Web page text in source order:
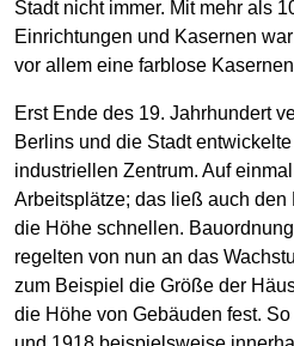
Stadt nicht immer. Mit mehr als
Einrichtungen und Kasernen
vor allem eine farblose
Erst Ende des 19. Jahrhundert
Berlins und die Stadt
industriellen Zentrum. Auf
Arbeitsplätze; das ließ auch den
die Höhe schnellen.
regelten von nun an das
zum Beispiel die Größe der
die Höhe von Gebäuden fest.